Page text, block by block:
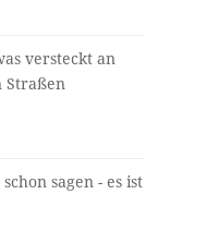
versteckt an
Straßen
sagen - es ist